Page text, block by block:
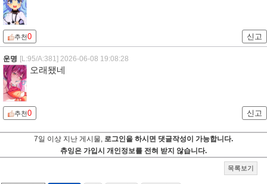
추천0 신고
운명 [L:95/A:381] 2026-06-08 19:08:28
오래됐네
추천0 신고
7일 이상 지난 게시물, 로그인을 하시면 댓글작성이 가능합니다.
츄잉은 가입시 개인정보를 전혀 받지 않습니다.
목록보기